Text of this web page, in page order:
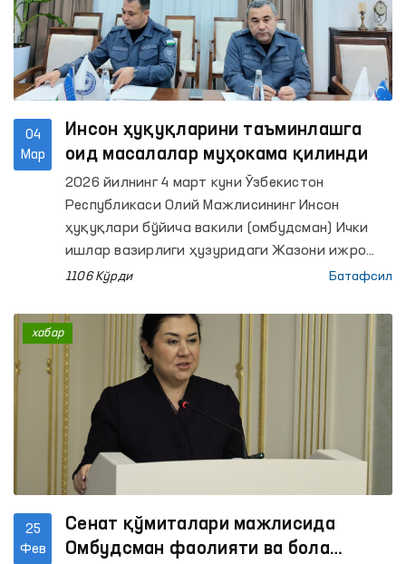
04
Мар
Инсон ҳуқуқларини таъминлашга
оид масалалар муҳокама қилинди
2026 йилнинг 4 март куни Ўзбекистон
Республикаси Олий Мажлисининг Инсон
ҳуқуқлари бўйича вакили (омбудсман) Ички
ишлар вазирлиги ҳузуридаги Жазони ижро
этиш департаменти бошлиғи Азизхон
1106 Кўрди Батафсил
25
Фев
Сенат қўмиталари мажлисида
Омбудсман фаолияти ва бола
хабар